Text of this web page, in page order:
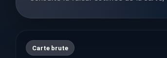
Carte brute